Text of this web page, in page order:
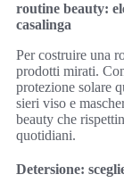
routine beauty:
casalinga
Per costruire una
prodotti mirati.
protezione solare
sieri viso e
beauty che
quotidiani.
Detersione: